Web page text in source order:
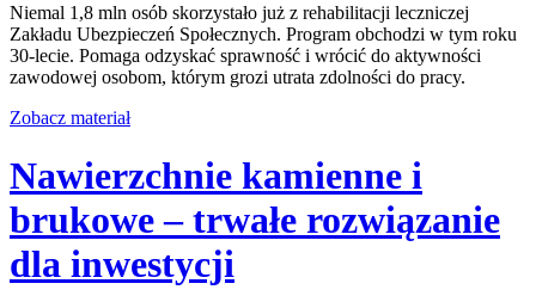
Niemal 1,8 mln osób skorzystało już z rehabilitacji leczniczej
Zakładu Ubezpieczeń Społecznych. Program obchodzi w tym roku
30-lecie. Pomaga odzyskać sprawność i wrócić do aktywności
zawodowej osobom, którym grozi utrata zdolności do pracy.
Zobacz materiał
Nawierzchnie kamienne i
brukowe – trwałe rozwiązanie
dla inwestycji